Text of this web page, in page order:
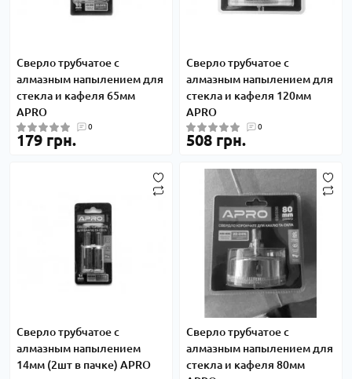
Сверло трубчатое с
алмазным напылением для
стекла и кафеля 65мм
APRO
0
179 грн.
Сверло трубчатое с
алмазным напылением для
стекла и кафеля 120мм
APRO
0
508 грн.
Сверло трубчатое с
алмазным напылением
14мм (2шт в пачке) APRO
Сверло трубчатое с
алмазным напылением для
стекла и кафеля 80мм